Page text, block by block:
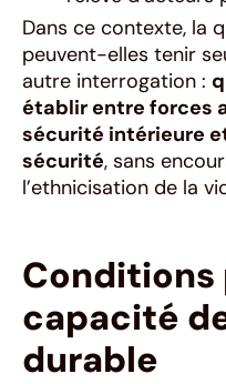
Dans ce contexte, la
peuvent-elles tenir
autre interrogation :
établir entre forces
sécurité intérieure
sécurité, sans
l’ethnicisation de la
Conditions
capacité
durable